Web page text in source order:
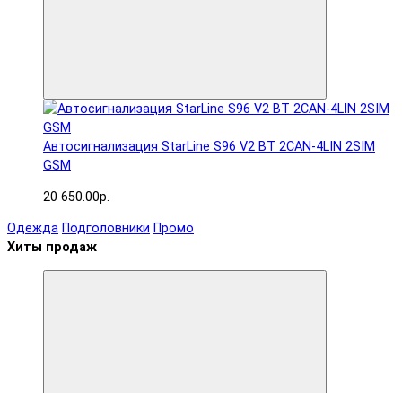
Автосигнализация StarLine S96 V2 BT 2CAN-4LIN 2SIM
GSM
20 650.00р.
Одежда Подголовники Промо
Хиты продаж